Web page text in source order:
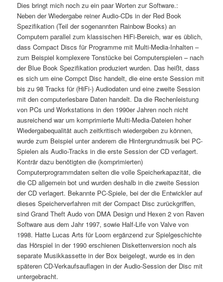
Dies bringt mich noch zu ein paar Worten zur Software.:
Neben der Wiedergabe reiner Audio-CDs in der Red Book
Spezifikation (Teil der sogenannten Rainbow Books) an
Computern parallel zum klassischen HiFi-Bereich, war es üblich,
dass Compact Discs für Programme mit Multi-Media-Inhalten –
zum Beispiel komplexere Tonstücke bei Computerspielen – nach
der Blue Book Spezifikation produziert wurden. Das heißt, dass
es sich um eine Compct Disc handelt, die eine erste Session mit
bis zu 98 Tracks für (HiFi-) Audiodaten und eine zweite Session
mit den computerlesbare Daten handelt. Da die Rechenleistung
von PCs und Workstations in den 1990er Jahren noch nicht
ausreichend war um komprimierte Multi-Media-Dateien hoher
Wiedergabequalität auch zeitkritisch wiedergeben zu können,
wurde zum Beispiel unter anderem die Hintergrundmusik bei PC-
Spielen als Audio-Tracks in die erste Session der CD verlagert.
Konträr dazu benötigten die (komprimierten)
Computerprogrammdaten selten die volle Speicherkapazität, die
die CD allgemein bot und wurden deshalb in die zweite Session
der CD verlagert. Bekannte PC-Spiele, bei der die Entwickler auf
dieses Speicherverfahren mit der Compact Disc zurückgriffen,
sind Grand Theft Audo von DMA Design und Hexen 2 von Raven
Software aus dem Jahr 1997, sowie Half-Life von Valve von
1998. Hatte Lucas Arts für Loom ergänzend zur Spielgeschichte
das Hörspiel in der 1990 erschienen Diskettenversion noch als
separate Musikkassette in der Box beigelegt, wurde es in den
späteren CD-Verkaufsauflagen in der Audio-Session der Disc mit
untergebracht.